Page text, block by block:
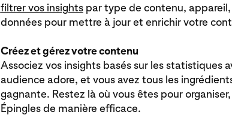
filtrer vos insightspar type de contenu, appareil,
données pour mettre à jour et enrichir votre
Créez et gérez votre contenu
Associez vos insights basés sur les statistiques
audience adore, et vous avez tous les
gagnante. Restez là où vous êtes pour
Épingles de manière efficace.